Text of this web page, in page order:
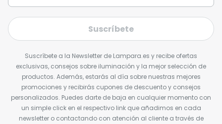
Suscríbete
Suscríbete a la Newsletter de Lampara.es y recibe ofertas
exclusivas, consejos sobre iluminación y la mejor selección de
productos. Además, estarás al día sobre nuestras mejores
promociones y recibirás cupones de descuento y consejos
personalizados. Puedes darte de baja en cualquier momento con
un simple click en el respectivo link que añadimos en cada
newsletter o contactando con atención al cliente a través de